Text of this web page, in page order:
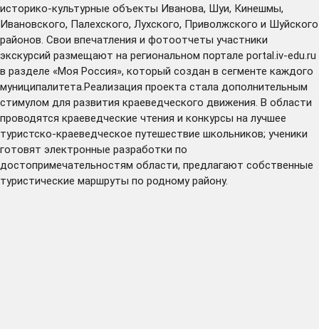
историко-культурные объекты Иванова, Шуи, Кинешмы,
Ивановского, Палехского, Лухского, Приволжского и Шуйского
районов. Свои впечатления и фотоотчеты участники
экскурсий размещают на региональном портале portal.iv-edu.ru
в разделе «Моя Россия», который создан в сегменте каждого
муниципалитета.Реализация проекта стала дополнительным
стимулом для развития краеведческого движения. В области
проводятся краеведческие чтения и конкурсы на лучшее
туристско-краеведческое путешествие школьников; ученики
готовят электронные разработки по
достопримечательностям области, предлагают собственные
туристические маршруты по родному району.